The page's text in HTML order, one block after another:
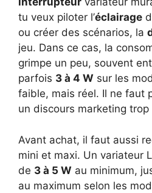
tu veux piloter l’éclairage
ou créer des scénarios, la
jeu. Dans ce cas, la
grimpe un peu, souvent
parfois 3 à 4 W sur les
faible, mais réel. Il ne faut
un discours marketing trop
Avant achat, il faut aussi
mini et maxi. Un variateur
de 3 à 5 W au minimum,
au maximum selon les